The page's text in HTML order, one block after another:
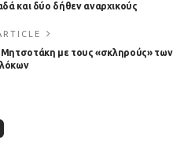
και δύο δήθεν αναρχικούς
με τους «σκληρούς» των